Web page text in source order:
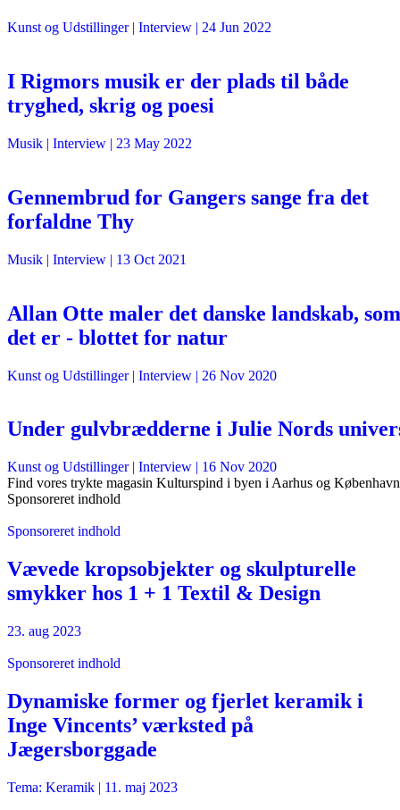
Kunst og Udstillinger| Interview | 24 Jun 2022
I Rigmors musik er der plads til både
tryghed, skrig og poesi
Musik | Interview | 23 May 2022
Gennembrud for Gangers sange fra det
forfaldne Thy
Musik | Interview | 13 Oct 2021
Allan Otte maler det danske landskab, som
det er - blottet for natur
Kunst og Udstillinger| Interview | 26 Nov 2020
Under gulvbrædderne i Julie Nords
Kunst og Udstillinger| Interview | 16 Nov 2020
Find vores trykte magasin Kulturspind i byen i Aarhus og København
Sponsoreret indhold
Sponsoreret indhold
Vævede kropsobjekter og skulpturelle
smykker hos 1 + 1 Textil & Design
23. aug 2023
Sponsoreret indhold
Dynamiske former og fjerlet keramik i
Inge Vincents’ værksted på
Jægersborggade
Tema: Keramik | 11. maj 2023